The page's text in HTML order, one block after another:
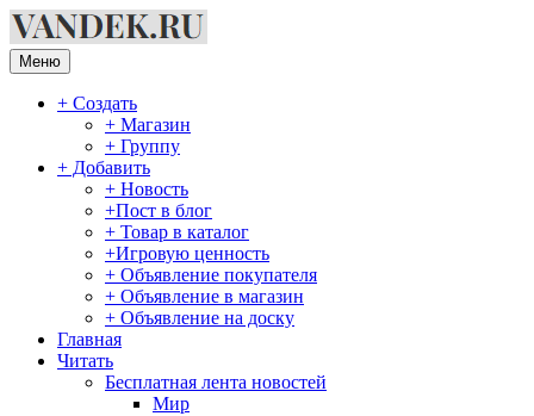
Перейти
к
содержимому
Меню
+ Создать
+ Магазин
+ Группу
+ Добавить
+ Новость
+Пост в блог
+ Товар в каталог
+Игровую ценность
+ Объявление покупателя
+ Объявление в магазин
+ Объявление на доску
Главная
Читать
Бесплатная лента новостей
Мир